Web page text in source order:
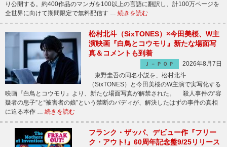
り公開する。約400作品のマンガを100以上の言語に翻訳し、計100万ページを
全世界に向けて期間限定で無料配信す … 続きを読む
松村北斗（SixTONES）×今田美桜、W主
演映画『白鳥とコウモリ』新たな場面写
真＆コメントも到着
Ｊ－ＰＯＰ
2026年8月7日
東野圭吾の同名小説を、松村北斗
（SixTONES）と今田美桜のW主演で実写化する
映画『白鳥とコウモリ』より、新たな場面写真が解禁された。 殺人事件の“容
疑者の息子”と“被害者の娘”という禁断のバディが、解決したはずの事件の真相
に迫る本作 … 続きを読む
フランク・ザッパ、デビュー作『フリー
ク・アウト!』60周年記念盤9/25リリース